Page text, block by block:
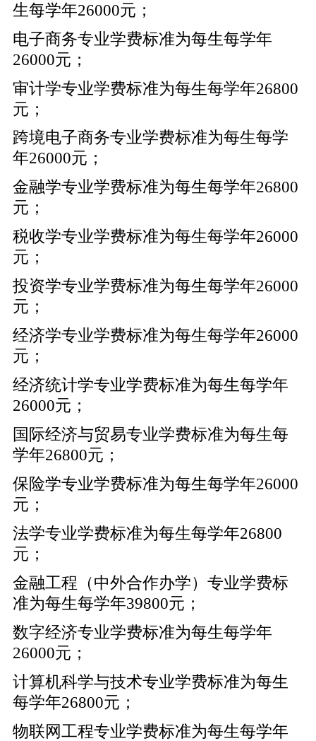
生每学年26000元；
电子商务专业学费标准为每生每学年
26000元；
审计学专业学费标准为每生每学年26800
元；
跨境电子商务专业学费标准为每生每学
年26000元；
金融学专业学费标准为每生每学年26800
元；
税收学专业学费标准为每生每学年26000
元；
投资学专业学费标准为每生每学年26000
元；
经济学专业学费标准为每生每学年26000
元；
经济统计学专业学费标准为每生每学年
26000元；
国际经济与贸易专业学费标准为每生每
学年26800元；
保险学专业学费标准为每生每学年26000
元；
法学专业学费标准为每生每学年26800
元；
金融工程（中外合作办学）专业学费标
准为每生每学年39800元；
数字经济专业学费标准为每生每学年
26000元；
计算机科学与技术专业学费标准为每生
每学年26800元；
物联网工程专业学费标准为每生每学年